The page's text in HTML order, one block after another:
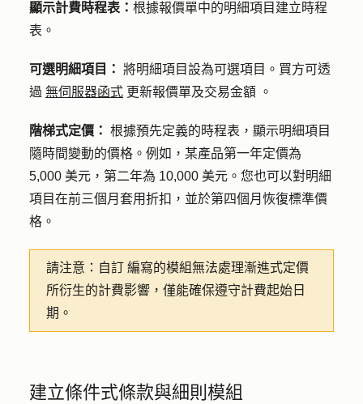
顯示計費時程表： 根據報價單中的明細項目建立時程
表。
可選明細項目： 將明細項目設為可選項目。買方可透
過 無伺服器函式 更新報價單及交易金額 。
階梯式定價： 根據預先定義的時程表，顯示明細項目
隨時間變動的價格。例如，某產品第一年定價為
5,000 美元，第二年為 10,000 美元。您也可以對明細
項目在前三個月套用折扣，並於第四個月恢復標準價
格。
請注意：自訂 編寫的模組無法處理漸進式定價
所衍生的計費影響，僅能確保遵守計費起始日
期。
建立條件式條款與細則模組